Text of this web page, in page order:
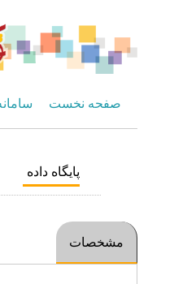
صفحه نخست
پایگاه داده
مشخصات